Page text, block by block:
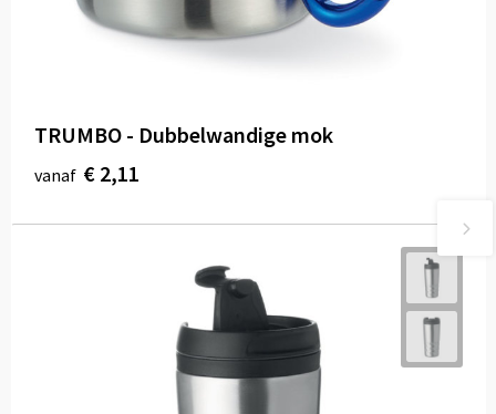
TRUMBO - Dubbelwandige mok
vanaf € 2,11